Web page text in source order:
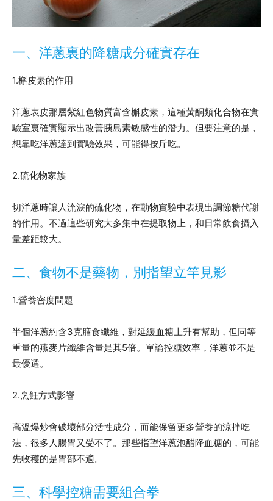
一、洋蔥裏的降糖成分確實存在
1.槲皮素的作用
洋蔥表皮那層紫紅色物質富含槲皮素，這種黃酮類化合物在實
驗室裏確實顯示出改善胰島素敏感性的潛力。但要注意的是，
想靠吃洋蔥達到實驗效果，可能得按斤吃。
2.硫化物家族
切洋蔥時讓人流淚的硫化物，在動物實驗中表現出調節糖代謝
的作用。不過這些研究大多集中在提取物上，和日常飲食攝入
量差距較大。
二、食物不是藥物，別指望立竿見影
1.營養密度問題
半個洋蔥約含3克膳食纖維，對延緩血糖上升有幫助，但同等
重量的燕麥片纖維含量是其5倍。單論控糖效率，洋蔥並不是
最優選。
2.烹飪方式影響
高溫爆炒會破壞部分活性成分，而能保留更多營養的涼拌吃
法，很多人腸胃又受不了。那些指望洋蔥泡醋降血糖的，可能
先收穫的是胃部不適。
三、科學控糖需要組合拳